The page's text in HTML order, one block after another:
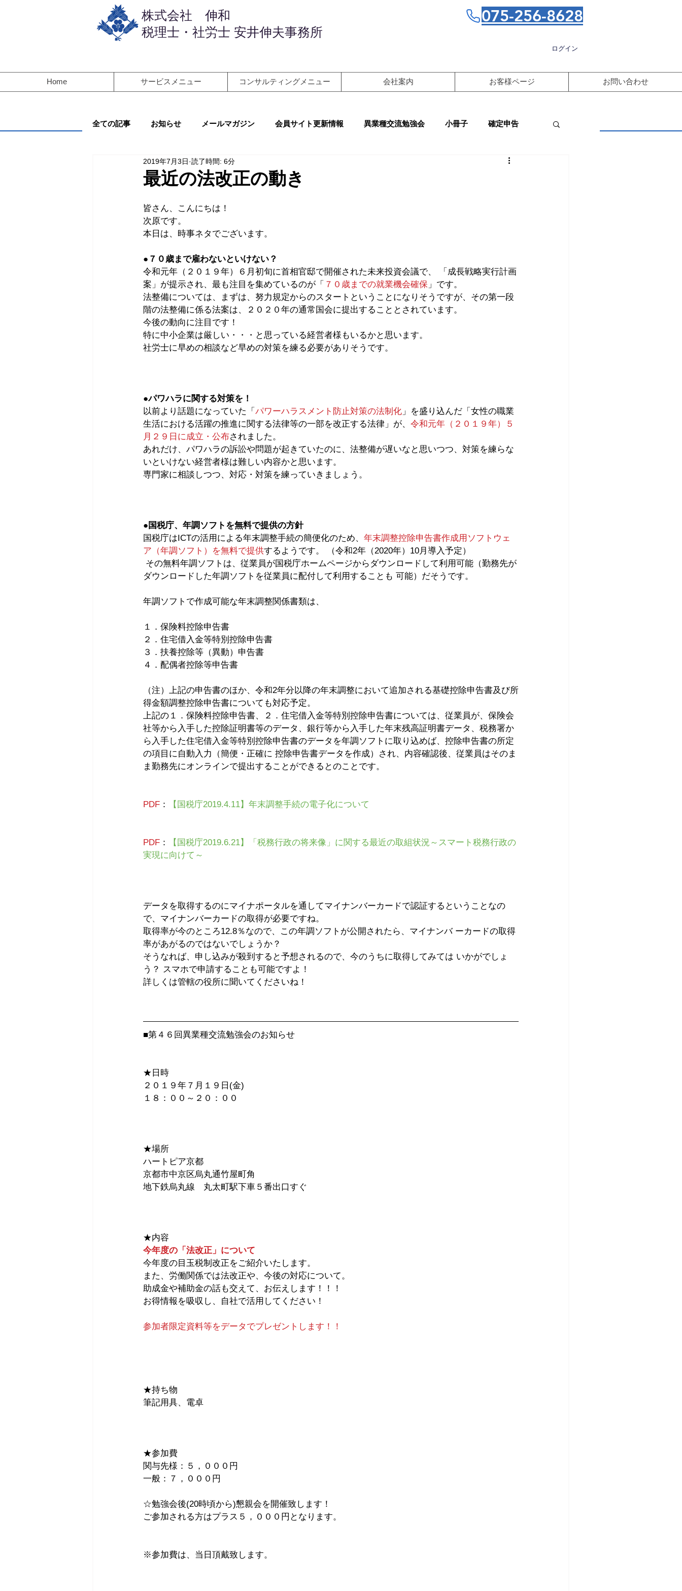
​株式会社 伸和
税理士・社労士 安井伸夫事務所
075-256-8628
ログイン
Home サービスメニュー コンサルティングメニュー 会社案内 お客様ページ お問い合わせ
全ての記事 お知らせ メールマガジン 会員サイト更新情報 異業種交流勉強会 小冊子 確定申告
最近の法改正の動き
2019年7月3日 読了時間: 6分
皆さん、こんにちは！
次原です。
本日は、時事ネタでございます。
●７０歳まで雇わないといけない？
令和元年（２０１９年）６月初旬に首相官邸で開催された未来投資会議で、 「成長戦略実行計画
案」が提示され、最も注目を集めているのが「 ７０歳までの就業機会確保 」です。
法整備については、まずは、努力規定からのスタートということになりそうですが、その第一段
階の法整備に係る法案は、２０２０年の通常国会に提出することとされています。
今後の動向に注目です！
特に中小企業は厳しい・・・と思っている経営者様もいるかと思います。
社労士に早めの相談など早めの対策を練る必要がありそうです。
●パワハラに関する対策を！
以前より話題になっていた「 パワーハラスメント防止対策の法制化 」を盛り込んだ「女性の職業
生活における活躍の推進に関する法律等の一部を改正する法律」が、 令和元年（２０１９年）５
月２９日に成立・公布されました。
あれだけ、パワハラの訴訟や問題が起きていたのに、法整備が遅いなと思いつつ、対策を練らな
いといけない経営者様は難しい内容かと思います。
専門家に相談しつつ、対応・対策を練っていきましょう。
●国税庁、年調ソフトを無料で提供の方針
国税庁はICTの活用による年末調整手続の簡便化のため、 年末調整控除申告書作成用ソフトウェ
ア（年調ソフト）を無料で提供するようです。 （令和2年（2020年）10月導入予定）
ダウンロードした年調ソフトを従業員に配付して利用することも 可能）だそうです。
年調ソフトで作成可能な年末調整関係書類は、
１．保険料控除申告書
２．住宅借入金等特別控除申告書
３．扶養控除等（異動）申告書
４．配偶者控除等申告書
（注）上記の申告書のほか、令和2年分以降の年末調整において追加される基礎控除申告書及び所
得金額調整控除申告書についても対応予定。
上記の１．保険料控除申告書、２．住宅借入金等特別控除申告書については、従業員が、保険会
社等から入手した控除証明書等のデータ、銀行等から入手した年末残高証明書データ、税務署か
ら入手した住宅借入金等特別控除申告書のデータを年調ソフトに取り込めば、控除申告書の所定
の項目に自動入力（簡便・正確に 控除申告書データを作成）され、内容確認後、従業員はそのま
ま勤務先にオンラインで提出することができるとのことです。
PDF ： 【国税庁2019.4.11】年末調整手続の電子化について
PDF ：
【国税庁2019.6.21】「税務行政の将来像」に関する最近の取組状況～スマート税務行政の
実現に向けて～
データを取得するのにマイナポータルを通してマイナンバーカードで認証するということなの
で、マイナンバーカードの取得が必要ですね。
取得率が今のところ12.8％なので、この年調ソフトが公開されたら、マイナンバ ーカードの取得
率があがるのではないでしょうか？
そうなれば、申し込みが殺到すると予想されるので、今のうちに取得してみては いかがでしょ
う？ スマホで申請することも可能ですよ！
詳しくは管轄の役所に聞いてくださいね！
■第４６回異業種交流勉強会のお知らせ
★日時
２０１９年７月１９日(金)
１８：００～２０：００
★場所
ハートピア京都
京都市中京区烏丸通竹屋町角
地下鉄烏丸線　丸太町駅下車５番出口すぐ
★内容
今年度の「法改正」について
今年度の目玉税制改正をご紹介いたします。
また、労働関係では法改正や、今後の対応について。
助成金や補助金の話も交えて、お伝えします！！！
お得情報を吸収し、自社で活用してください！
参加者限定資料等をデータでプレゼントします！！
★持ち物
筆記用具、電卓
★参加費
関与先様：５，０００円
一般：７，０００円
☆勉強会後(20時頃から)懇親会を開催致します！
ご参加される方はプラス５，０００円となります。
※参加費は、当日頂戴致します。